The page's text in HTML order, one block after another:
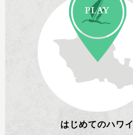
PLAY
はじめてのハワイ